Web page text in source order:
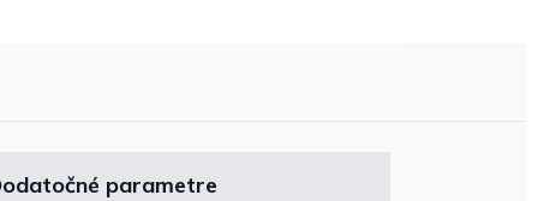
parametre